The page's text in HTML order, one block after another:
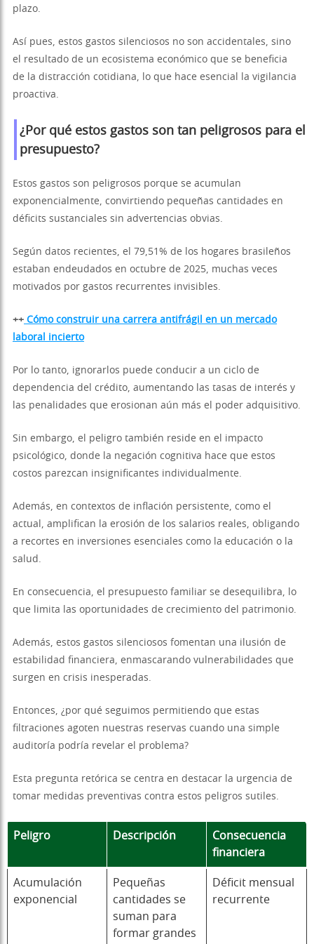
plazo.
Así pues, estos gastos silenciosos no son accidentales, sino
el resultado de un ecosistema económico que se beneficia
de la distracción cotidiana, lo que hace esencial la vigilancia
proactiva.
¿Por qué estos gastos son tan peligrosos para el
presupuesto?
Estos gastos son peligrosos porque se acumulan
exponencialmente, convirtiendo pequeñas cantidades en
déficits sustanciales sin advertencias obvias.
Según datos recientes, el 79,51% de los hogares brasileños
estaban endeudados en octubre de 2025, muchas veces
motivados por gastos recurrentes invisibles.
++ Cómo construir una carrera antifrágil en un mercado
laboral incierto
Por lo tanto, ignorarlos puede conducir a un ciclo de
dependencia del crédito, aumentando las tasas de interés y
las penalidades que erosionan aún más el poder adquisitivo.
Sin embargo, el peligro también reside en el impacto
psicológico, donde la negación cognitiva hace que estos
costos parezcan insignificantes individualmente.
Además, en contextos de inflación persistente, como el
actual, amplifican la erosión de los salarios reales, obligando
a recortes en inversiones esenciales como la educación o la
salud.
En consecuencia, el presupuesto familiar se desequilibra, lo
que limita las oportunidades de crecimiento del patrimonio.
Además, estos gastos silenciosos fomentan una ilusión de
estabilidad financiera, enmascarando vulnerabilidades que
surgen en crisis inesperadas.
Entonces, ¿por qué seguimos permitiendo que estas
filtraciones agoten nuestras reservas cuando una simple
auditoría podría revelar el problema?
Esta pregunta retórica se centra en destacar la urgencia de
tomar medidas preventivas contra estos peligros sutiles.
Peligro Descripción
Consecuencia
financiera
Acumulación
exponencial
Pequeñas
cantidades se
suman para
formar grandes
Déficit mensual
recurrente